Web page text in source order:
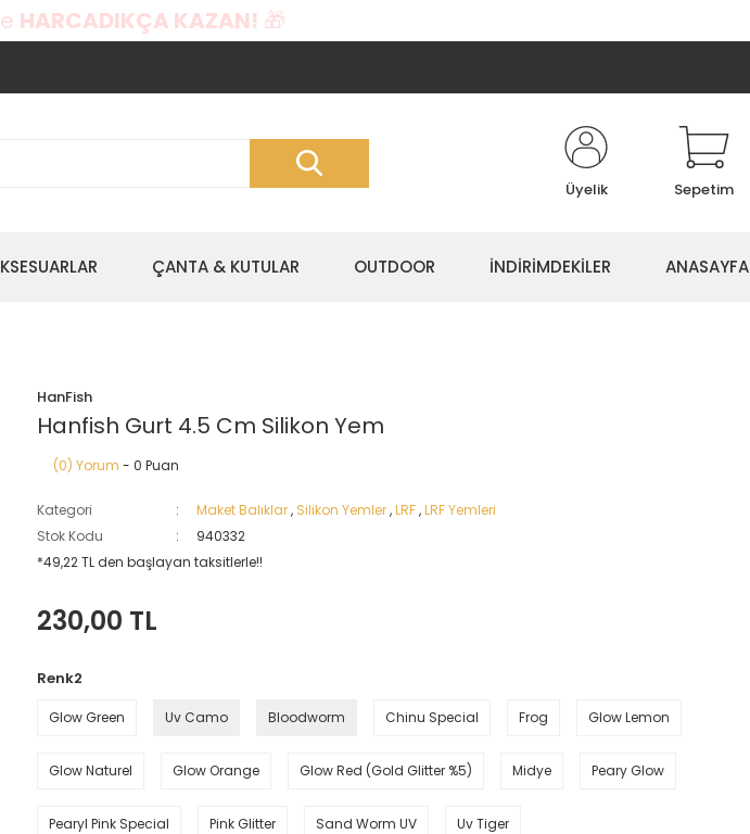
HARCADIKÇA KAZAN! 🎁
Üyelik Sepetim
ÇANTA & KUTULAR OUTDOOR İNDİRİMDEKİLER ANASAYFA
HanFish
Hanfish Gurt 4.5 Cm Silikon Yem
(0) Yorum - 0 Puan
Kategori Maket Balıklar, Silikon Yemler,LRF,LRF Yemleri
Stok Kodu
940332
*49,22 TL den başlayan taksitlerle!!
230,00 TL
Renk2
Glow Green Uv Camo Bloodworm Chinu Special Frog Glow Lemon
Glow Naturel Glow Orange Glow Red (Gold Glitter %5) Midye Peary Glow
Pearyl Pink Special Pink Glitter Sand Worm UV Uv Tiger